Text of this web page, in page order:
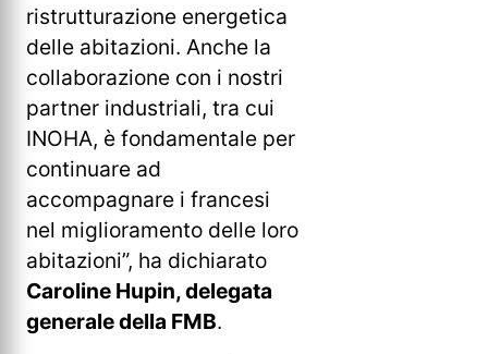
ristrutturazione energetica
delle abitazioni. Anche la
collaborazione con i nostri
partner industriali, tra cui
INOHA, è fondamentale per
continuare ad
accompagnare i francesi
nel miglioramento delle loro
abitazioni”, ha dichiarato
Caroline Hupin, delegata
generale della FMB.